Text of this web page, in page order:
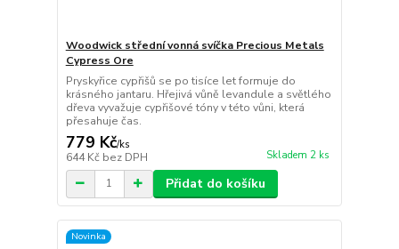
Woodwick střední vonná svíčka Precious Metals
Cypress Ore
Pryskyřice cypřišů se po tisíce let formuje do
krásného jantaru. Hřejivá vůně levandule a světlého
dřeva vyvažuje cypřišové tóny v této vůni, která
přesahuje čas.
779 Kč/ks
644 Kč bez DPH Skladem 2 ks
Přidat do košíku
Novinka